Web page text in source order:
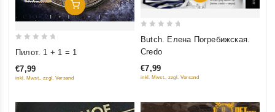
Добавить В Корзину
of
Пилот. 1 + 1 = 1
€7,99
inkl. Mwst., zzgl. Versand
5
Butch. Елена Погребижская.
Credo
€7,99
inkl. Mwst., zzgl. Versand